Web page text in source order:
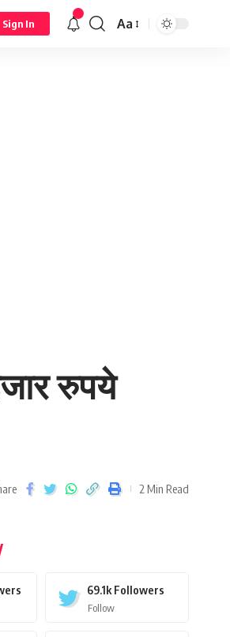
Sign In Aa
रुपये
2 Min Read
69.1k Followers
Follow